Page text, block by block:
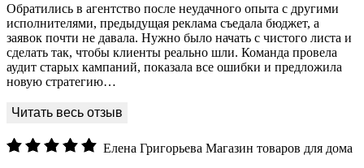
Обратились в агентство после неудачного опыта с другими
исполнителями, предыдущая реклама съедала бюджет, а
заявок почти не давала. Нужно было начать с чистого листа и
сделать так, чтобы клиенты реально шли. Команда провела
аудит старых кампаний, показала все ошибки и предложила
новую стратегию…
Елена Григорьева Магазин товаров для дома